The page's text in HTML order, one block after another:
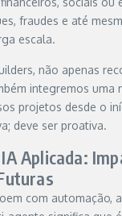
fraudes e até
escala.
não apenas
integremos uma
projetos desde o
deve ser proativa.
Aplicada:
com automação,